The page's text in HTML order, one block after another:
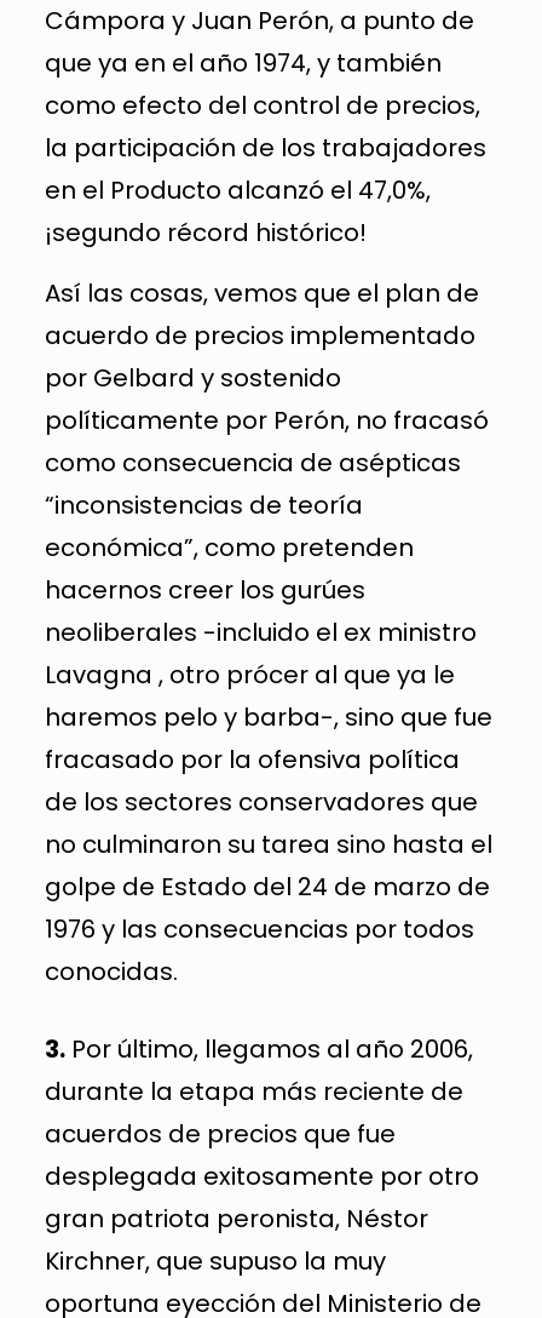
Cámpora y Juan Perón, a punto de
que ya en el año 1974, y también
como efecto del control de precios,
la participación de los trabajadores
en el Producto alcanzó el 47,0%,
¡segundo récord histórico!
Así las cosas, vemos que el plan de
acuerdo de precios implementado
por Gelbard y sostenido
políticamente por Perón, no fracasó
como consecuencia de asépticas
“inconsistencias de teoría
económica”, como pretenden
hacernos creer los gurúes
neoliberales -incluido el ex ministro
Lavagna , otro prócer al que ya le
haremos pelo y barba-, sino que fue
fracasado por la ofensiva política
de los sectores conservadores que
no culminaron su tarea sino hasta el
golpe de Estado del 24 de marzo de
1976 y las consecuencias por todos
conocidas.
3.Por último, llegamos al año 2006,
durante la etapa más reciente de
acuerdos de precios que fue
desplegada exitosamente por otro
gran patriota peronista, Néstor
Kirchner, que supuso la muy
oportuna eyección del Ministerio de